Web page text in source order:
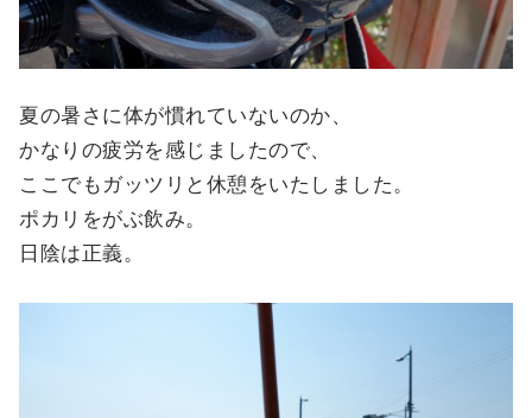
夏の暑さに体が慣れていないのか、
かなりの疲労を感じましたので、
ここでもガッツリと休憩をいたしました。
ポカリをがぶ飲み。
日陰は正義。